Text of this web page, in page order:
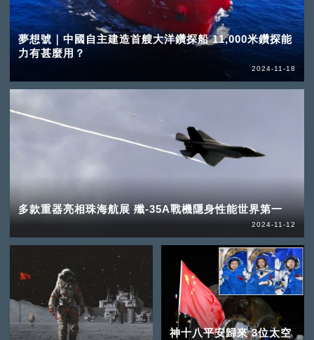
夢想號｜中國自主建造首艘大洋鑽探船 11,000米鑽探能
力有甚麼用？
2024-11-18
多款重器亮相珠海航展 殲-35A戰機隱身性能世界第一
2024-11-12
神十八平安歸來 3位太空